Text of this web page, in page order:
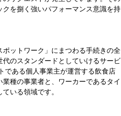
を捌く強いパフォーマンス意識を持
ポットワーク」にまつわる手続きの全
のスタンダードとしていけるサービ
である個人事業主が運営する飲食店
種の事業者と、ワーカーであるタイ
いる領域です。